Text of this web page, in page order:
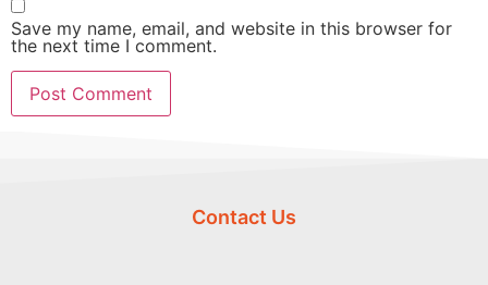
Save my name, email, and website in this browser for
the next time I comment.
Contact Us